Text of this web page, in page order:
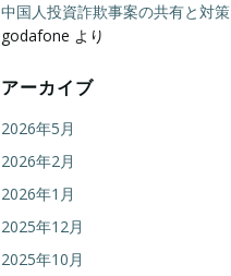
中国人投資詐欺事案の共有と対策
godafone より
アーカイブ
2026年5月
2026年2月
2026年1月
2025年12月
2025年10月